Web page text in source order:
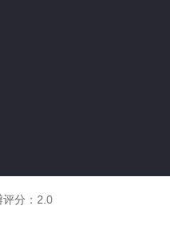
分： 2.0